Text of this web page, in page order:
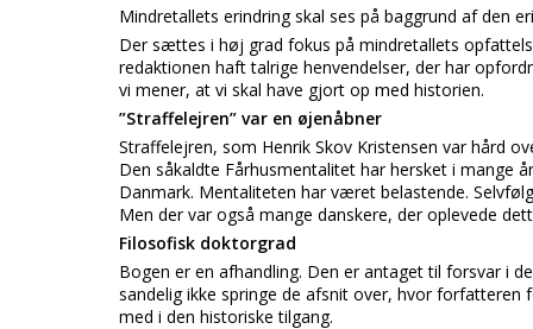
Mindretallets erindring skal ses på baggrund af den
Der sættes i høj grad fokus på mindretallets
redaktionen haft talrige henvendelser, der har
vi mener, at vi skal have gjort op med historien.
”Straffelejren” var en øjenåbner
Straffelejren, som Henrik Skov Kristensen var hård
Den såkaldte Fårhusmentalitet har hersket i mange
Danmark. Mentaliteten har været belastende.
Men der var også mange danskere, der oplevede
Filosofisk doktorgrad
Bogen er en afhandling. Den er antaget til forsvar i
sandelig ikke springe de afsnit over, hvor
med i den historiske tilgang.